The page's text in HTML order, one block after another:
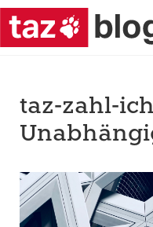
taz-zahl-